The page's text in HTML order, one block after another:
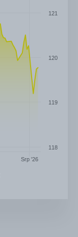
Srp '26
118
119
120
121